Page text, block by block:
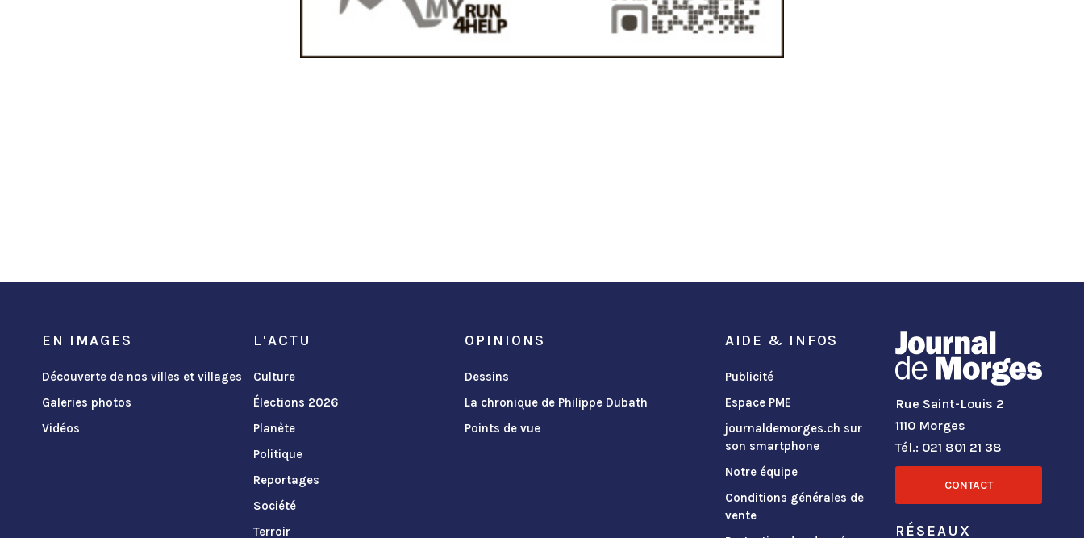
EN IMAGES
Découverte de nos villes et villages
Galeries photos
Vidéos
L'ACTU
Culture
Élections 2026
Planète
Politique
Reportages
Société
Terroir
OPINIONS
Dessins
La chronique de Philippe Dubath
Points de vue
AIDE & INFOS
Publicité
Espace PME
journaldemorges.ch sur
son smartphone
Notre équipe
Conditions générales de
vente
Rue Saint-Louis 2
1110 Morges
Tél.: 021 801 21 38
CONTACT
RÉSEAUX